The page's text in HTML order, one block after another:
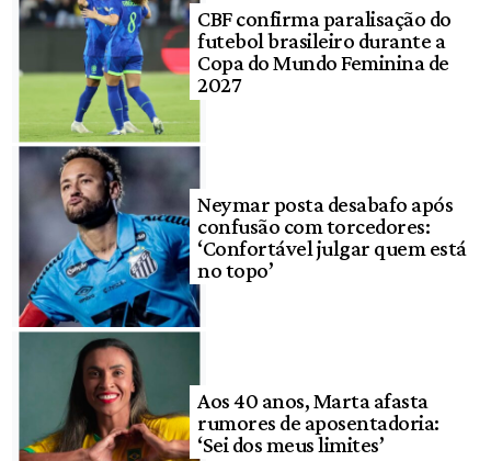
CBF confirma paralisação do
futebol brasileiro durante a
Copa do Mundo Feminina de
2027
Neymar posta desabafo após
confusão com torcedores:
‘Confortável julgar quem está
no topo’
Aos 40 anos, Marta afasta
rumores de aposentadoria:
‘Sei dos meus limites’